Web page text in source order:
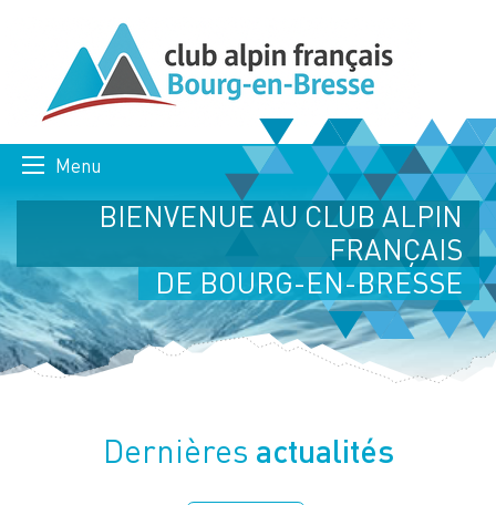
Menu
BIENVENUE AU CLUB ALPIN
FRANÇAIS
DE BOURG-EN-BRESSE
Dernières actualités